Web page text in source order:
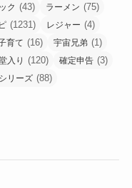
ク (43) ラーメン (75)
(1231) レジャー (4)
育て (16) 宇宙兄弟 (1)
入り (120) 確定申告 (3)
リーズ (88)